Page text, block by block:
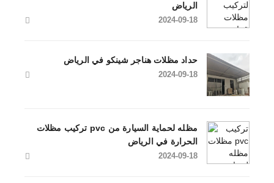
الرياض
2024-09-18
حداد مظلات هناجر شينكو في الرياض
2024-09-18
تركيب مظلات pvc مظله لحماية السيارة من
الحرارة في الرياض
2024-09-18